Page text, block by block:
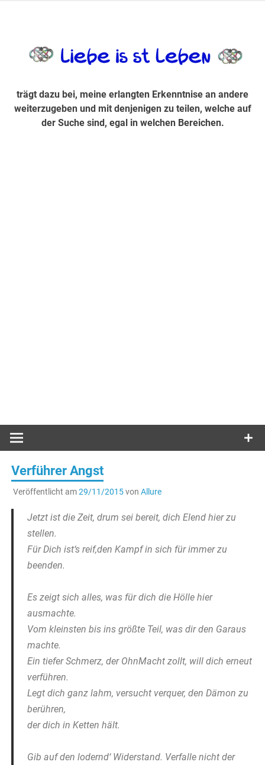
Suche sind, egal in welchen Bereichen.
trägt dazu bei, meine erlangten Erkenntnise an andere
weiterzugeben und mit denjenigen zu teilen, welche auf
der Suche sind, egal in welchen Bereichen.
Verführer Angst
Veröffentlicht am29/11/2015von Allure
Jetzt ist die Zeit, drum sei bereit, dich Elend hier zu
stellen.
Für Dich ist‘s reif,den Kampf in sich für immer zu
beenden.
Es zeigt sich alles, was für dich die Hölle hier
ausmachte.
Vom kleinsten bis ins größte Teil, was dir den Garaus
machte.
Ein tiefer Schmerz, der OhnMacht zollt, will dich erneut
verführen.
Legt dich ganz lahm, versucht verquer, den Dämon zu
berühren,
der dich in Ketten hält.
Gib auf den lodernd‘ Widerstand. Verfalle nicht der